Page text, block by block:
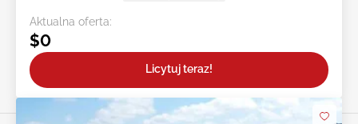
Aktualna oferta:
$0
Licytuj teraz!